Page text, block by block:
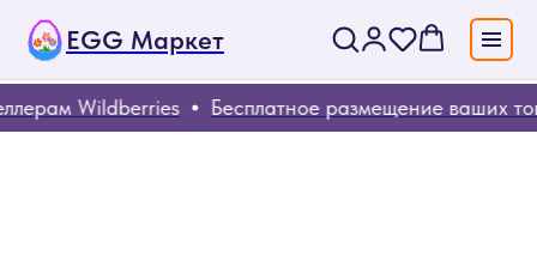
EGG Маркет
Wildberries Бесплатное размещение ваших